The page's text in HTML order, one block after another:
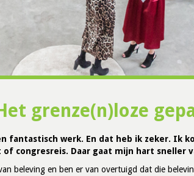
grenze(n)loze
fantastisch werk. En dat heb ik zeker. Ik
congresreis. Daar gaat mijn hart sneller
beleving en ben er van overtuigd dat die